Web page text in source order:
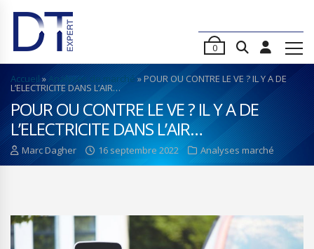
0
Accueil »Analyses de marché »POUR OU CONTRE LE VE ? IL Y A DE
L’ELECTRICITE DANS L’AIR…
POUR OU CONTRE LE VE ? IL Y A DE
L’ELECTRICITE DANS L’AIR…
Marc Dagher 16 septembre 2022 Analyses marché